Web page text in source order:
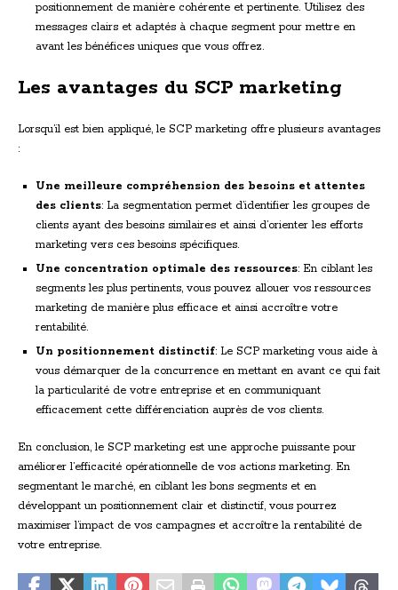
positionnement de manière cohérente et pertinente. Utilisez des
messages clairs et adaptés à chaque segment pour mettre en
avant les bénéfices uniques que vous offrez.
Les avantages du SCP marketing
Lorsqu’il est bien appliqué, le SCP marketing offre plusieurs avantages
:
Une meilleure compréhension des besoins et attentes
des clients: La segmentation permet d’identifier les groupes de
clients ayant des besoins similaires et ainsi d’orienter les efforts
marketing vers ces besoins spécifiques.
Une concentration optimale des ressources: En ciblant les
segments les plus pertinents, vous pouvez allouer vos ressources
marketing de manière plus efficace et ainsi accroître votre
rentabilité.
Un positionnement distinctif: Le SCP marketing vous aide à
vous démarquer de la concurrence en mettant en avant ce qui fait
la particularité de votre entreprise et en communiquant
efficacement cette différenciation auprès de vos clients.
En conclusion, le SCP marketing est une approche puissante pour
améliorer l’efficacité opérationnelle de vos actions marketing. En
segmentant le marché, en ciblant les bons segments et en
développant un positionnement clair et distinctif, vous pourrez
maximiser l’impact de vos campagnes et accroître la rentabilité de
votre entreprise.